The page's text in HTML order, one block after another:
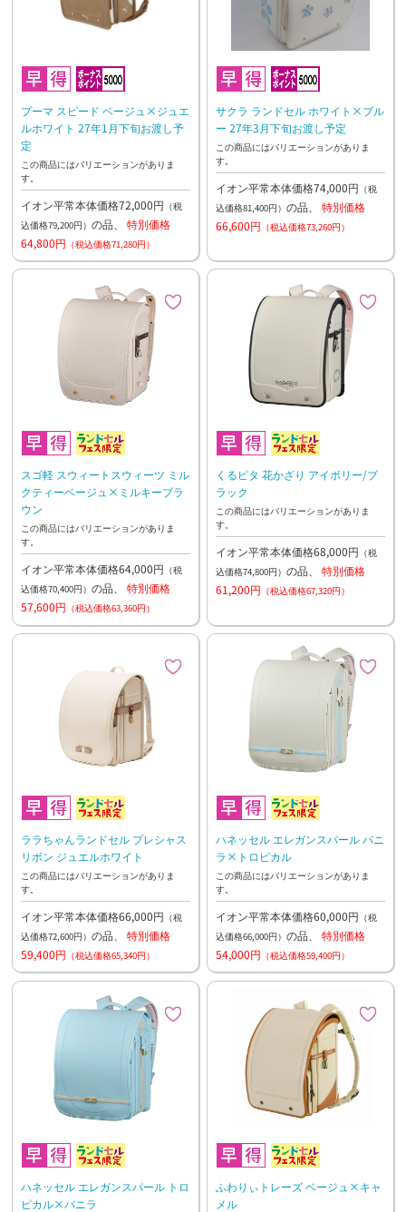
プーマ スピード ベージュ×ジュエ
ルホワイト 27年1月下旬お渡し予
定
この商品にはバリエーションがありま
す。
イオン平常本体価格72,000円 （税
込価格79,200円） の品、 特別価格
64,800円 （税込価格71,280円）
サクラ ランドセル ホワイト×ブル
ー 27年3月下旬お渡し予定
この商品にはバリエーションがありま
す。
イオン平常本体価格74,000円 （税
込価格81,400円） の品、 特別価格
66,600円 （税込価格73,260円）
スゴ軽 スウィートスウィーツ ミル
クティーベージュ×ミルキーブラ
ウン
この商品にはバリエーションがありま
す。
イオン平常本体価格64,000円 （税
込価格70,400円） の品、 特別価格
57,600円 （税込価格63,360円）
くるピタ 花かざり アイボリー/ブ
ラック
この商品にはバリエーションがありま
す。
イオン平常本体価格68,000円 （税
込価格74,800円） の品、 特別価格
61,200円 （税込価格67,320円）
ララちゃんランドセル プレシャス
リボン ジュエルホワイト
この商品にはバリエーションがありま
す。
イオン平常本体価格66,000円 （税
込価格72,600円） の品、 特別価格
59,400円 （税込価格65,340円）
ハネッセル エレガンスパール バニ
ラ×トロピカル
この商品にはバリエーションがありま
す。
イオン平常本体価格60,000円 （税
込価格66,000円） の品、 特別価格
54,000円 （税込価格59,400円）
ハネッセル エレガンスパール トロ
ピカル×バニラ
ふわりぃトレーズ ベージュ×キャ
メル